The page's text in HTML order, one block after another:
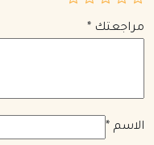
مراجعتك *
الاسم *